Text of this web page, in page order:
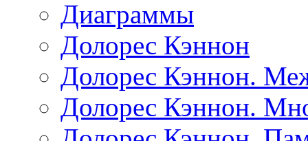
Диаграммы
Долорес Кэннон
Долорес Кэннон.
Долорес Кэннон.